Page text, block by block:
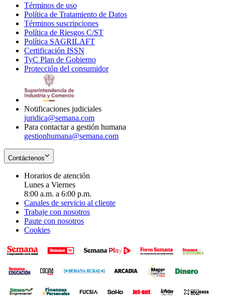
Términos de uso
in
new
window
Política de Tratamiento de Datos
Términos suscripciones
in
Política de Riesgos C/ST
Política SAGRILAFT
new
window
Certificación ISSN
in
new
TyC Plan de Gobierno
in
Protección del consumidorOpens
Notificaciones judiciales
juridica@semana.com
Para contactar a gestión humana
gestionhumana@semana.com
Contáctenos
Horarios de atención
Lunes a Viernes
8:00 a.m. a 6:00 p.m.
Canales de servicio al cliente
Trabaje con nosotros
Paute con nosotros
Cookies